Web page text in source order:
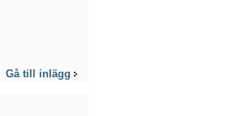
Gå till inlägg